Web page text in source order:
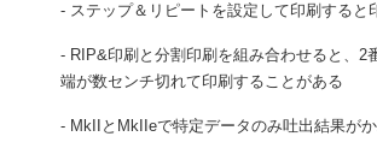
- ステップ＆リピートを設定して印刷すると
- RIP&印刷と分割印刷を組み合わせると、2
端が数センチ切れて印刷することがある
- MkIIとMkIIeで特定データのみ吐出結果が